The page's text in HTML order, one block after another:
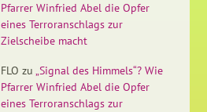
Pfarrer Winfried Abel die Opfer
eines Terroranschlags zur
Zielscheibe macht
FLO zu „Signal des Himmels“? Wie
Pfarrer Winfried Abel die Opfer
eines Terroranschlags zur